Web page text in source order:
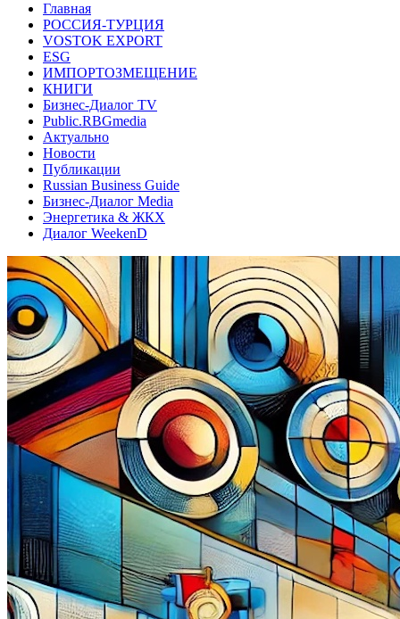
Главная
РОССИЯ-ТУРЦИЯ
VOSTOK EXPORT
ESG
ИМПОРТОЗМЕЩЕНИЕ
КНИГИ
Бизнес-Диалог TV
Public.RBGmedia
Актуально
Новости
Публикации
Russian Business Guide
Бизнес-Диалог Media
Энергетика & ЖКХ
Диалог WeekenD